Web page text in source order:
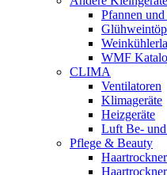
Pfannen
WMF
CLIMA
Ventilatoren
Klimageräte
Heizgeräte
Luft Be-
Pflege & Beauty
Haartrockner